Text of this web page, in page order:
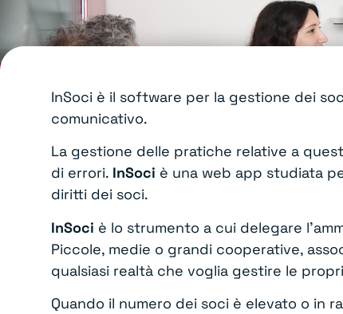
InSoci è il software per la gestione dei
comunicativo.
La gestione delle pratiche relative a
di errori. InSoci è una web app studiata
diritti dei soci.
InSoci è lo strumento a cui delegare
Piccole, medie o grandi cooperative,
qualsiasi realtà che voglia gestire le
Quando il numero dei soci è elevato o in